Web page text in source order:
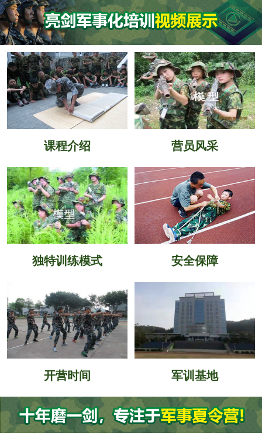
课程介绍 营员风采
独特训练模式 安全保障
开营时间 军训基地